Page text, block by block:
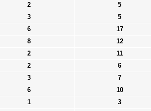
2 5
3 5
6 17
8 12
2 11
2 6
3 7
6 10
1 3